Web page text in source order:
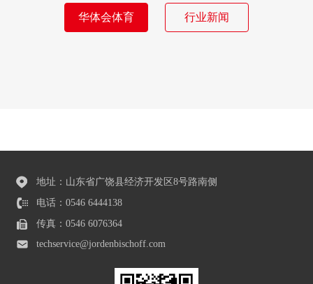
华体会体育 行业新闻
地址：山东省广饶县经济开发区8号路南侧
电话：0546 6444138
传真：0546 6076364
techservice@jordenbischoff.com